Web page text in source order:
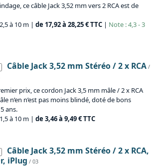
ce câble Jack 3,52 mm vers 2 RCA est de
à 10 m | de 17,92 à 28,25 € TTC | Note : 4,3 - 3
Câble Jack 3,52 mm Stéréo / 2 x RCA /
prix, ce cordon Jack 3,5 mm mâle / 2 x RCA
n’en n’est pas moins blindé, doté de bons
ans.
à 10 m | de 3,46 à 9,49 € TTC
Câble Jack 3,52 mm Stéréo / 2 x RCA,
iPlug / 03